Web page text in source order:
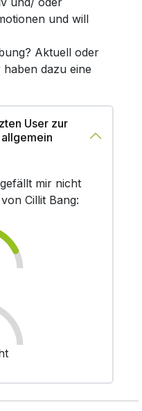
und will
Aktuell oder
dazu eine
User zur
mir nicht
Cillit Bang: